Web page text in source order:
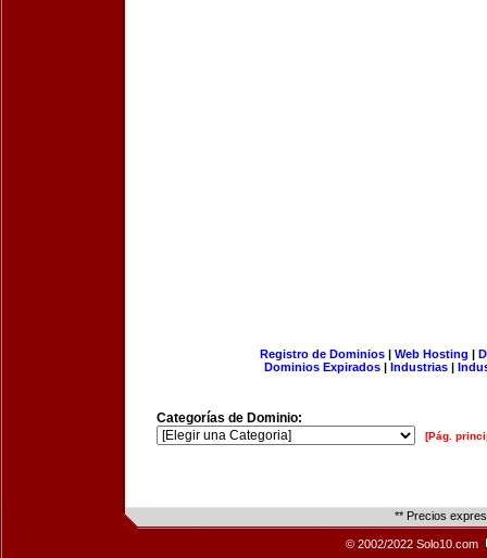
Registro de Dominios| Web Hosting |
Dominios Expirados | Industrias |
Categorías de Dominio:
[Pág.
** Precios
© 2002/2022 Solo10.com